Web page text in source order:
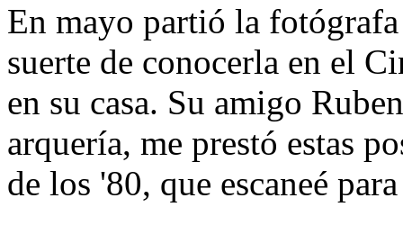
En mayo partió la
suerte de conocerla en el
en su casa. Su amigo
arquería, me prestó estas
de los '80, que escaneé